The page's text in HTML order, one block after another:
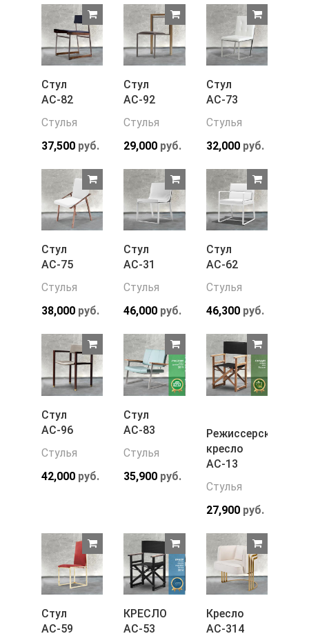
Стул
АС-82
Стулья
37,500 руб.
Стул
АС-92
Стулья
29,000 руб.
Стул
АС-73
Стулья
32,000руб.
Стул
АС-75
Стулья
38,000 руб.
Стул
АС-31
Стулья
46,000 руб.
Стул
АС-62
Стулья
46,300руб.
Стул
АС-96
Стулья
42,000 руб.
Стул
АС-83
Стулья
35,900 руб.
Режиссерское
кресло
АС-13
Стулья
27,900руб.
Стул
АС-59
КРЕСЛО
АС-53
Кресло
АС-314